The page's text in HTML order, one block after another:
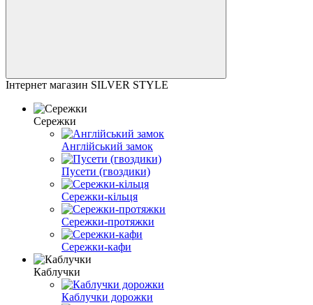
Інтернет магазин SILVER STYLE
Сережки
Англійський замок
Пусети (гвоздики)
Сережки-кільця
Сережки-протяжки
Сережки-кафи
Каблучки
Каблучки дорожки